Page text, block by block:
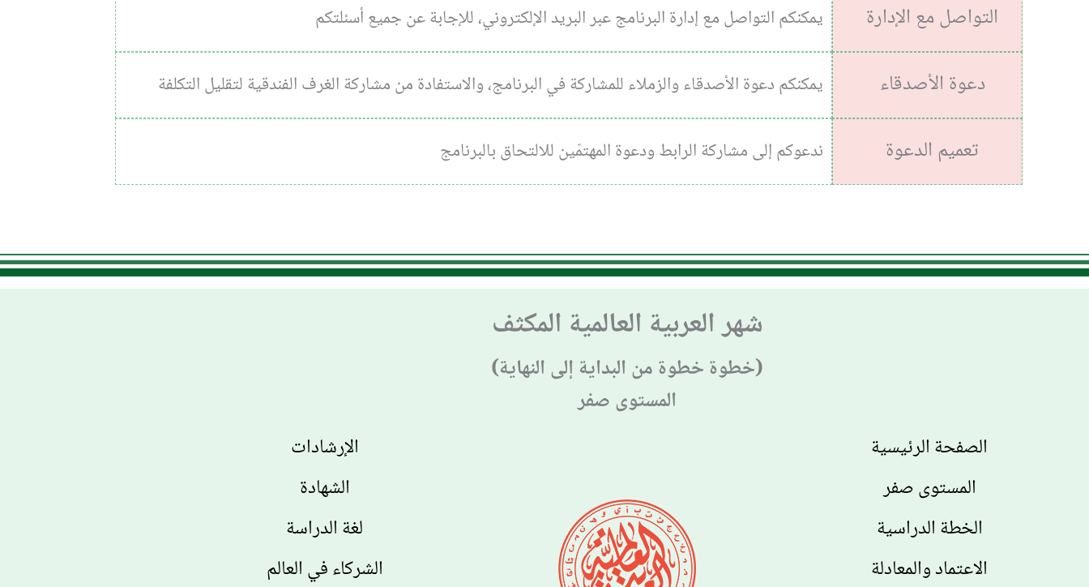
التواصل مع الإدارة يمكنكم التواصل مع إدارة البرنامج عبر البريد الإلكتروني، للإجابة عن جميع أسئلتكم
دعوة الأصدقاء يمكنكم دعوة الأصدقاء والزملاء للمشاركة في البرنامج، والاستفادة من مشاركة الغرف الفندقية لتقليل التكلفة
تعميم الدعوة ندعوكم إلى مشاركة الرابط ودعوة المهتمّين للالتحاق بالبرنامج
شهر العربية العالمية المكثف
(خطوة خطوة من البداية إلى النهاية)
المستوى صفر
الصفحة الرئيسية
المستوى صفر
الخطة الدراسية
الاعتماد والمعادلة
الإرشادات
الشهادة
لغة الدراسة
الشركاء في العالم